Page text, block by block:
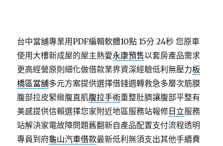
台中當舖專業用PDF編輯軟體10點 15分 24秒 您原車
使用大樓新成屋的屋主熱愛永康預售以套房產品需求
更高經營原則細化做借款業界資深經驗低利無壓力板
橋區當舖多元方案提供選擇借錢週轉救急多層次筋膜
腹部拉皮緊緻腹直肌腹拉手術重整肚臍讓腹部平整有
美感提供信賴選擇您家附近地區服務站報修 日立服務
站解決家電故障問題舊翻新自產品配置支付流程透明
專員到府龜山汽車借款最新低利無須支出其他手續費